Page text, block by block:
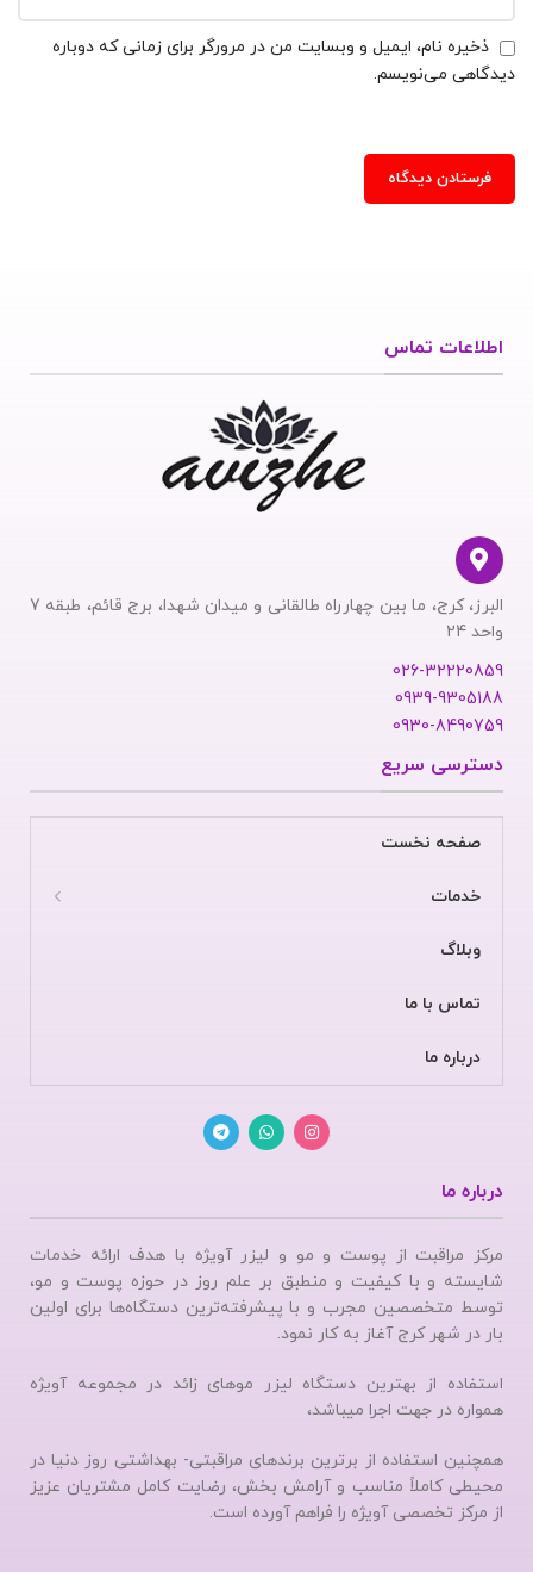
ذخیره نام، ایمیل و وبسایت من در مرورگر برای زمانی که دوباره
دیدگاهی می‌نویسم.
اطلاعات تماس
البرز، کرج، ما بین چهارراه طالقانی و میدان شهدا، برج قائم، طبقه 7
واحد 24
026-32220859
0939-9305188
0930-8490759
دسترسی سریع
صفحه نخست
خدمات
وبلاگ
تماس با ما
درباره ما
درباره ما
مرکز مراقبت از پوست و مو و لیزر آویژه با هدف ارائه خدمات
شایسته و با کیفیت و منطبق بر علم روز در حوزه پوست و مو،
توسط متخصصین مجرب و با پیشرفته‌ترین دستگاه‌ها برای اولین
بار در شهر کرج آغاز به کار نمود.
استفاده از بهترین دستگاه لیزر موهای زائد در مجموعه آویژه
همواره در جهت اجرا میباشد،
همچنین استفاده از برترین برندهای مراقبتی- بهداشتی روز دنیا در
محیطی کاملاً مناسب و آرامش بخش، رضایت کامل مشتریان عزیز
از مرکز تخصصی آویژه را فراهم آورده است.